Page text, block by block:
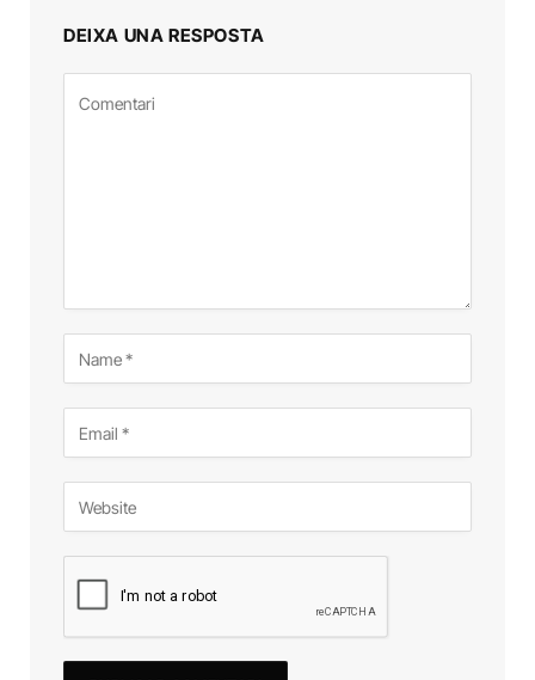
DEIXA UNA RESPOSTA